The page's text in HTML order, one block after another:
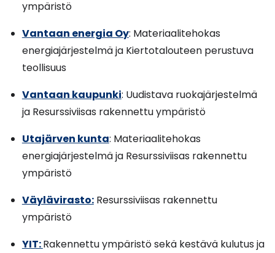
ympäristö
Vantaan energia Oy: Materiaalitehokas
energiajärjestelmä ja Kiertotalouteen perustuva
teollisuus
Vantaan kaupunki: Uudistava ruokajärjestelmä
ja Resurssiviisas rakennettu ympäristö
Utajärven kunta: Materiaalitehokas
energiajärjestelmä ja Resurssiviisas rakennettu
ympäristö
Väylävirasto:Resurssiviisas rakennettu
ympäristö
YIT:Rakennettu ympäristö sekä kestävä kulutus ja